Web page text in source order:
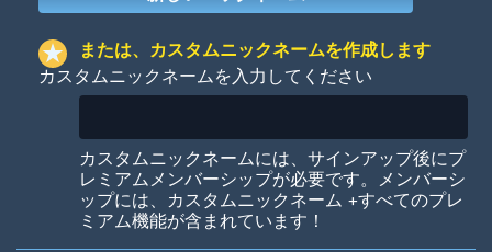
Colorful
または、カスタムニックネームを作成します
カスタムニックネームを入力してください
カスタムニックネームには、サインアップ後にプ
レミアムメンバーシップが必要です。メンバーシ
ップには、カスタムニックネーム +すべてのプレ
ミアム機能が含まれています！